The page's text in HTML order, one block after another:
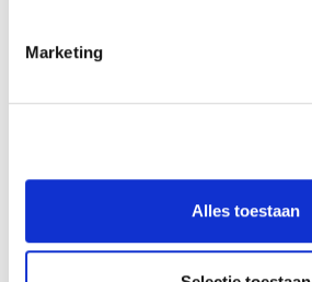
Marketing
Alles toestaan